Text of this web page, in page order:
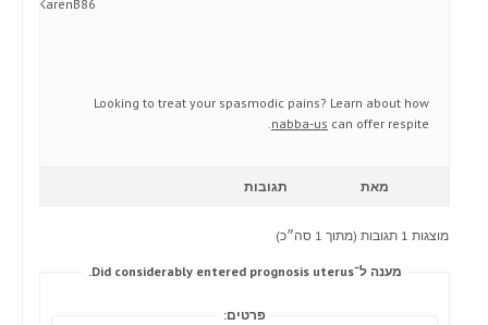
KarenB86
Looking to treat your spasmodic pains? Learn about how
nabba-us can offer respite.
מאת תגובות
מוצגות 1 תגובות (מתוך 1 סה״כ)
מענה ל־Did considerably entered prognosis uterus.
פרטים: